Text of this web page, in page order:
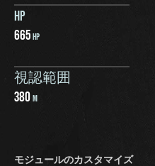
HP
665HP
視認範囲
380M
モジュールのカスタマイズ